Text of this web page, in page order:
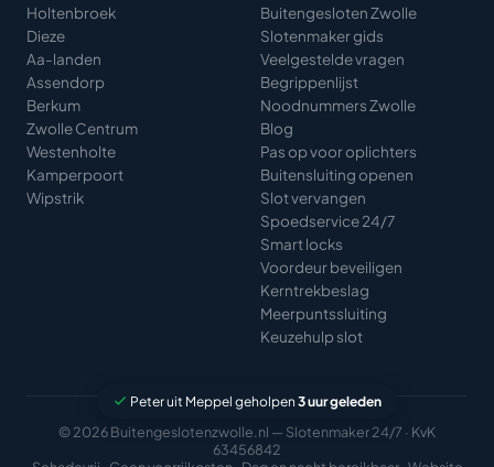
Holtenbroek
Dieze
Aa-landen
Assendorp
Berkum
Zwolle Centrum
Westenholte
Kamperpoort
Wipstrik
Buitengesloten Zwolle
Slotenmaker gids
Veelgestelde vragen
Begrippenlijst
Noodnummers Zwolle
Blog
Pas op voor oplichters
Buitensluiting openen
Slot vervangen
Spoedservice 24/7
Smart locks
Voordeur beveiligen
Kerntrekbeslag
Meerpuntssluiting
Keuzehulp slot
© 2026 Buitengeslotenzwolle.nl — Slotenmaker 24/7 · KvK
63456842